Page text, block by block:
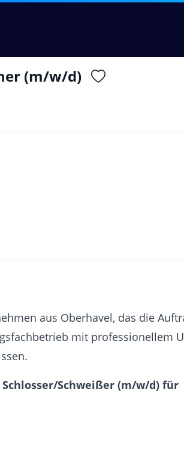
(m/w/d)
aus Oberhavel, das die
mit professionellem
Schlosser/Schweißer (m/w/d) für